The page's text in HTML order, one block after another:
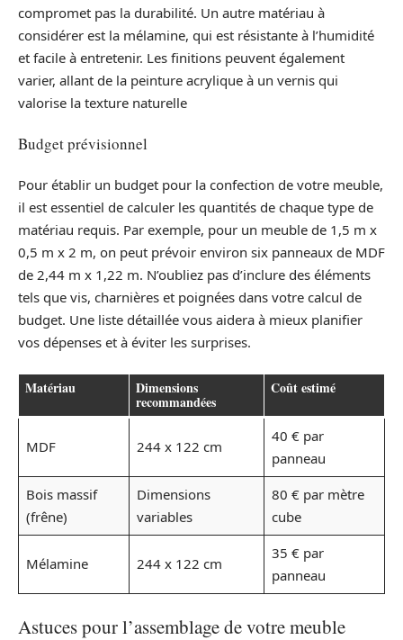
compromet pas la durabilité. Un autre matériau à
considérer est la mélamine, qui est résistante à l’humidité
et facile à entretenir. Les finitions peuvent également
varier, allant de la peinture acrylique à un vernis qui
valorise la texture naturelle
Budget prévisionnel
Pour établir un budget pour la confection de votre meuble,
il est essentiel de calculer les quantités de chaque type de
matériau requis. Par exemple, pour un meuble de 1,5 m x
0,5 m x 2 m, on peut prévoir environ six panneaux de MDF
de 2,44 m x 1,22 m. N’oubliez pas d’inclure des éléments
tels que vis, charnières et poignées dans votre calcul de
budget. Une liste détaillée vous aidera à mieux planifier
vos dépenses et à éviter les surprises.
Matériau Dimensions
recommandées
Coût estimé
MDF 244 x 122 cm
40 € par
panneau
Bois massif
(frêne)
Dimensions
variables
80 € par mètre
cube
Mélamine 244 x 122 cm
35 € par
panneau
Astuces pour l’assemblage de votre meuble